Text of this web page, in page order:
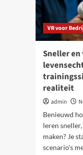
VR voor
Sneller
realiteit
admin
Benieuwd
leren
maken? Je
scenario's